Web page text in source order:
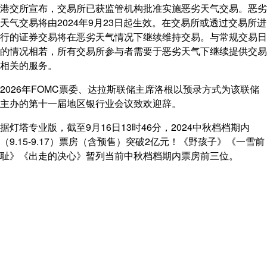
港交所宣布，交易所已获监管机构批准实施恶劣天气交易。恶劣
天气交易将由2024年9月23日起生效。在交易所或透过交易所进
行的证券交易将在恶劣天气情况下继续维持交易。与常规交易日
的情况相若，所有交易所参与者需要于恶劣天气下继续提供交易
相关的服务。
2026年FOMC票委、达拉斯联储主席洛根以预录方式为该联储
主办的第十一届地区银行业会议致欢迎辞。
据灯塔专业版，截至9月16日13时46分，2024中秋档档期内
（9.15-9.17）票房（含预售）突破2亿元！《野孩子》《一雪前
耻》《出走的决心》暂列当前中秋档档期内票房前三位。